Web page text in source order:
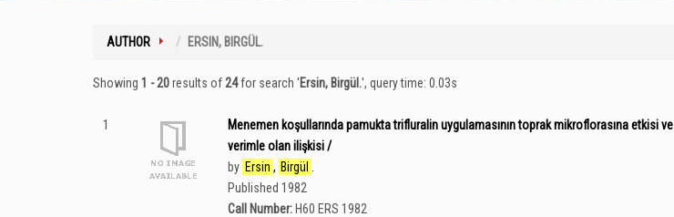
AUTHOR ERSIN, BIRGÜL.
Showing 1 - 20results of 24for search 'Ersin, Birgül.', query time: 0.03s
1
Menemen koşullarında pamukta trifluralin uygulamasının toprak mikroflorasına etkisi ve
verimle olan ilişkisi /
by Ersin , Birgül
Published 1982
Call Number: H60 ERS 1982